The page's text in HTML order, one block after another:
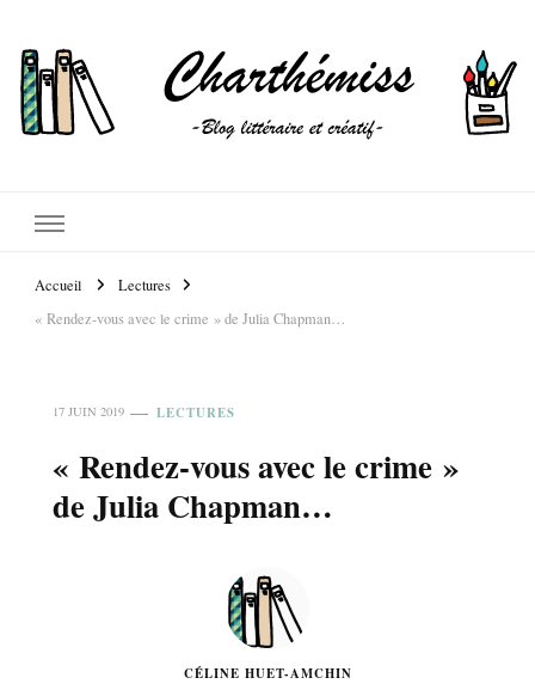
Accueil
Lectures
« Rendez-vous avec le crime » de Julia Chapman…
17 JUIN 2019 LECTURES
« Rendez-vous avec le crime »
de Julia Chapman…
CÉLINE HUET-AMCHIN